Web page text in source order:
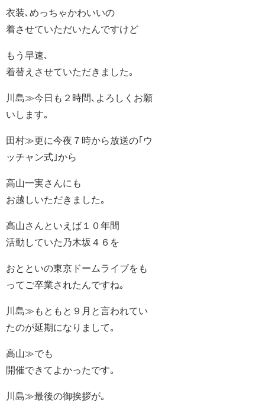
衣装､めっちゃかわいいの
着させていただいたんですけど
もう早速､
着替えさせていただきました｡
川島≫今日も２時間､よろしくお願
いします｡
田村≫更に今夜７時から放送の｢ウ
ッチャン式｣から
高山一実さんにも
お越しいただきました｡
高山さんといえば１０年間
活動していた乃木坂４６を
おとといの東京ドームライブをも
ってご卒業されたんですね｡
川島≫もともと９月と言われてい
たのが延期になりまして｡
高山≫でも
開催できてよかったです｡
川島≫最後の御挨拶が｡